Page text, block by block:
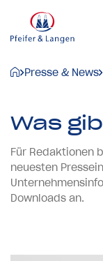
Presse & News
Was
Für Redaktionen
neuesten
Downloads an.